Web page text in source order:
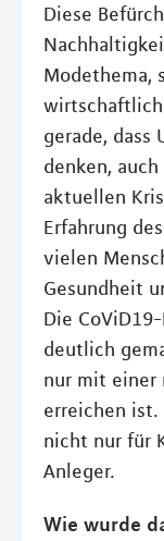
Diese
Modethema,
gerade, dass
denken,
aktuellen
Erfahrung
vielen
Gesundheit
Die
deutlich
nur mit einer
erreichen
nicht nur für
Anleger.
Wie wurde